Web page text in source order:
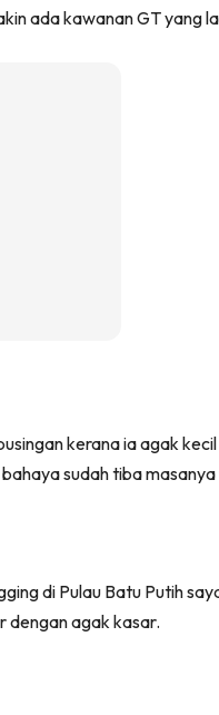
ada kawanan GT yang
kerana ia agak
sudah tiba
di Pulau Batu Putih
dengan agak kasar.